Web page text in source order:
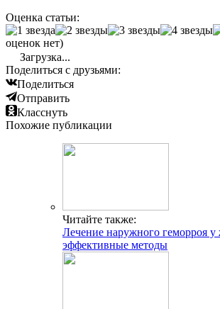
Оценка статьи:
оценок нет)
Загрузка...
Поделиться с друзьями:
Поделиться
Отправить
Класснуть
Похожие публикации
Читайте также:
Лечение наружного геморроя
эффективные методы